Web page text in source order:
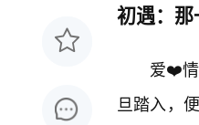
初遇：
爱❤️情
旦踏入，